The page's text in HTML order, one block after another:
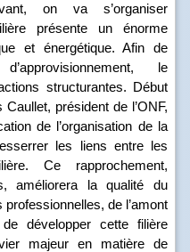
on va s’organiser
présente un énorme
et énergétique. Afin de
le
structurantes. Début
président de l’ONF,
de l’organisation de la
les liens entre les
Ce rapprochement,
améliorera la qualité du
de l’amont
développer cette filière
majeur en matière de